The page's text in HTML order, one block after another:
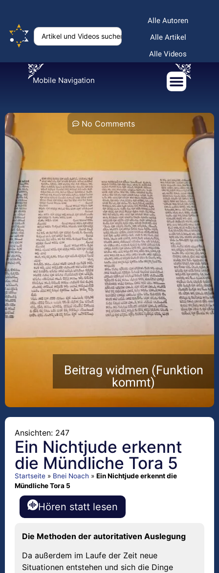
Alle Autoren
Alle Artikel
Alle Videos
Mobile Navigation
No Comments
Beitrag widmen (Funktion
kommt)
Ansichten: 247
Ein Nichtjude erkennt
die Mündliche Tora 5
Startseite » Bnei Noach » Ein Nichtjude erkennt die
Mündliche Tora 5
Hören statt lesen
Die Methoden der autoritativen Auslegung
Da außerdem im Laufe der Zeit neue
Situationen entstehen und sich die Dinge